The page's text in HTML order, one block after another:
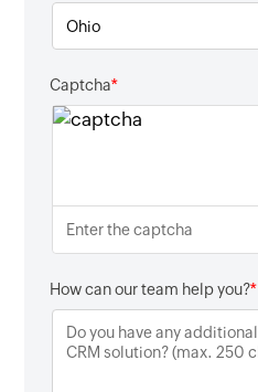
Captcha*
How can our team help you?*